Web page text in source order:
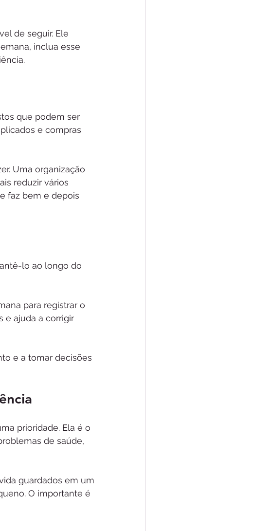
de seguir. Ele
inclua esse
que podem ser
e compras
Uma organização
reduzir vários
faz bem e depois
lo ao longo do
para registrar o
e ajuda a corrigir
e a tomar decisões
prioridade. Ela é o
de saúde,
guardados em um
O importante é